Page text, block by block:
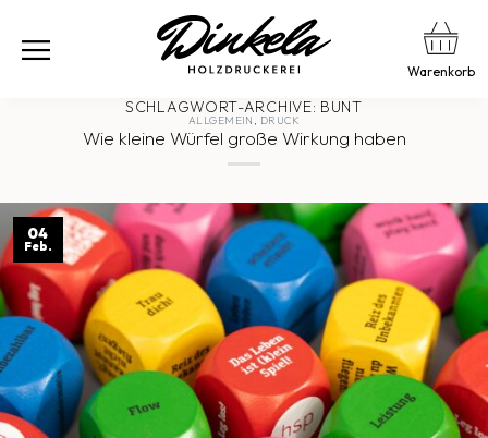
Warenkorb
SCHLAGWORT-ARCHIVE: BUNT
ALLGEMEIN , DRUCK
Wie kleine Würfel große Wirkung haben
04
Feb.